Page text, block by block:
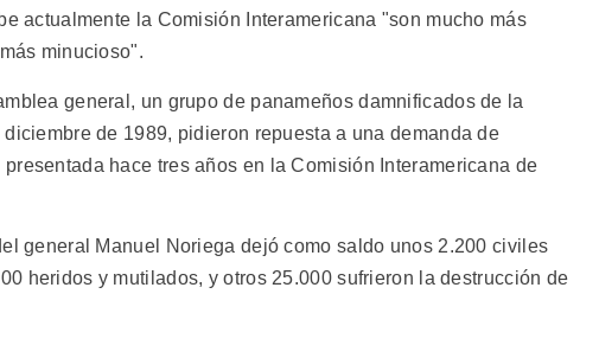
actualmente la Comisión Interamericana "son mucho más
minucioso".
general, un grupo de panameños damnificados de la
de 1989, pidieron repuesta a una demanda de
hace tres años en la Comisión Interamericana de
general Manuel Noriega dejó como saldo unos 2.200 civiles
heridos y mutilados, y otros 25.000 sufrieron la destrucción de